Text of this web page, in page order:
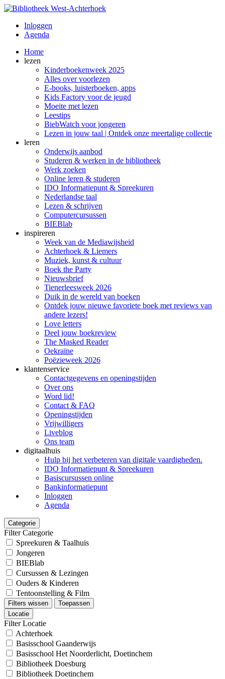
Inloggen
Agenda
Home
lezen
Kinderboekenweek 2025
Alles over voorlezen
E-books, luisterboeken, apps
Kids Factory voor de jeugd
Moeite met lezen
Leestips
BiebWatch voor jongeren
Lezen in jouw taal | Ontdek onze meertalige collectie
leren
Onderwijs aanbod
Studeren & werken in de bibliotheek
Werk zoeken
Online leren & studeren
IDO Informatiepunt & Spreekuren
Nederlandse taal
Lezen & schrijven
Computercursussen
BIEBlab
inspireren
Week van de Mediawijsheid
Achterhoek & Liemers
Muziek, kunst & cultuur
Boek the Party
Nieuwsbrief
Tienerleesweek 2026
Duik in de wereld van boeken
Ontdek jouw nieuwe favoriete boek met reviews van
andere lezers!
Love letters
Deel jouw boekreview
The Masked Reader
Oekraïne
Poëzieweek 2026
klantenservice
Contactgegevens en openingstijden
Over ons
Word lid!
Contact & FAQ
Openingstijden
Vrijwilligers
Liveblog
Ons team
digitaalhuis
Hulp bij het verbeteren van digitale vaardigheden.
IDO Informatiepunt & Spreekuren
Basiscursussen online
Bankinformatiepunt
Inloggen
Agenda
Categorie
Filter Categorie
Spreekuren & Taalhuis
Jongeren
BIEBlab
Cursussen & Lezingen
Ouders & Kinderen
Tentoonstelling & Film
Filters wissen
Toepassen
Locatie
Filter Locatie
Achterhoek
Basisschool Gaanderwijs
Basisschool Het Noorderlicht, Doetinchem
Bibliotheek Doesburg
Bibliotheek Doetinchem